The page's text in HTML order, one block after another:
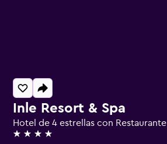
Inle Resort & Spa
Hotel de 4 estrellas con Restaurante
4 estrellas